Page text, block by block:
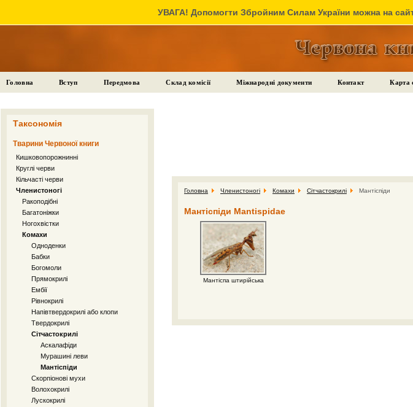
УВАГА! Допомогти Збройним Силам України можна на
Головна Вступ Передмова Склад комісії Міжнародні документи Контакт Карта
Таксономія
Тварини Червоної книги
Кишковопорожнинні
Круглі черви
Кільчасті черви
Членистоногі
Ракоподібні
Багатоніжки
Ногохвістки
Комахи
Одноденки
Бабки
Богомоли
Прямокрилі
Ембії
Рівнокрилі
Напівтвердокрилі або клопи
Твердокрилі
Сітчастокрилі
Аскалафіди
Мурашині леви
Мантіспіди
Скорпіонові мухи
Волохокрилі
Лускокрилі
Головна Членистоногі Комахи Сітчастокрилі Мантіспіди
Мантіспіди Mantispidae
Мантіспа штирійська